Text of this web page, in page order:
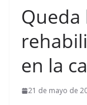
Queda
en la
21 de mayo de